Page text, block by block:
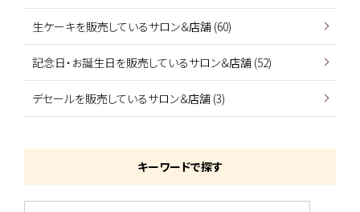
生ケーキを販売しているサロン＆店舗 (60)
記念日・お誕生日を販売しているサロン＆店舗 (52)
デセールを販売しているサロン＆店舗 (3)
キーワードで探す